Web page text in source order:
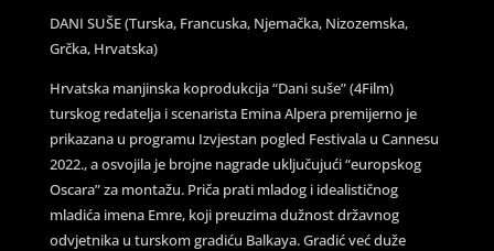
DANI SUŠE (Turska, Francuska, Njemačka, Nizozemska,
Grčka, Hrvatska)
Hrvatska manjinska koprodukcija “Dani suše” (4Film)
turskog redatelja i scenarista Emina Alpera premijerno je
prikazana u programu Izvjestan pogled Festivala u Cannesu
2022., a osvojila je brojne nagrade uključujući “europskog
Oscara” za montažu. Priča prati mladog i idealističnog
mladića imena Emre, koji preuzima dužnost državnog
odvjetnika u turskom gradiću Balkaya. Gradić već duže